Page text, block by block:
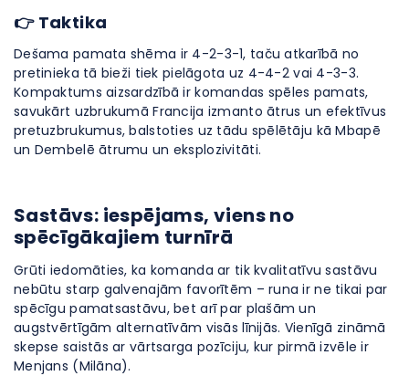
👉 Taktika
Dešama pamata shēma ir 4-2-3-1, taču atkarībā no
pretinieka tā bieži tiek pielāgota uz 4-4-2 vai 4-3-3.
Kompaktums aizsardzībā ir komandas spēles pamats,
savukārt uzbrukumā Francija izmanto ātrus un efektīvus
pretuzbrukumus, balstoties uz tādu spēlētāju kā Mbapē
un Dembelē ātrumu un eksplozivitāti.
Sastāvs: iespējams, viens no
spēcīgākajiem turnīrā
Grūti iedomāties, ka komanda ar tik kvalitatīvu sastāvu
nebūtu starp galvenajām favorītēm – runa ir ne tikai par
spēcīgu pamatsastāvu, bet arī par plašām un
augstvērtīgām alternatīvām visās līnijās. Vienīgā zināmā
skepse saistās ar vārtsarga pozīciju, kur pirmā izvēle ir
Menjans (Milāna).